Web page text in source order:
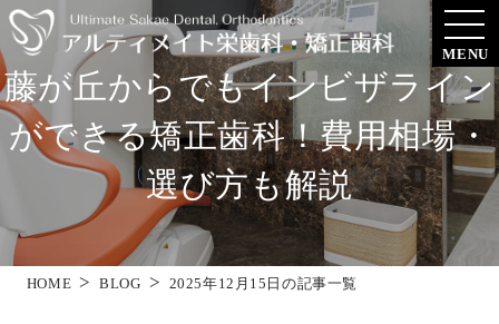
MENU
藤が丘からでもインビザライン
ができる矯正歯科！費用相場・
選び方も解説
HOME BLOG 2025年12月15日の記事一覧